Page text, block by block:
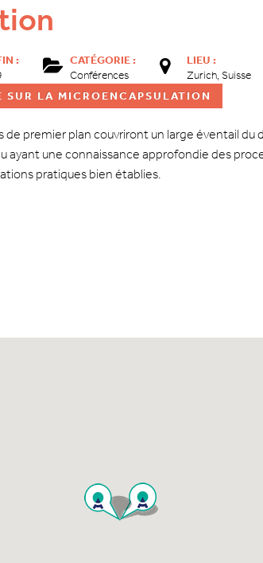
:
CATÉGORIE :
Conférences
LIEU :
Zurich, Suisse
LA MICROENCAPSULATION
premier plan couvriront un large éventail du
ayant une connaissance approfondie des
pratiques bien établies.